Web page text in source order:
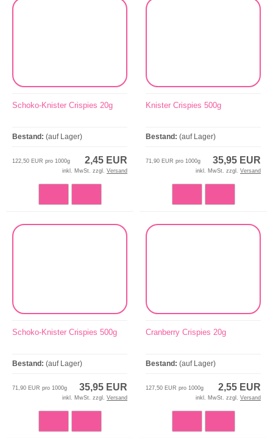
Schoko-Knister Crispies 20g
Bestand: (auf Lager)
2,45 EUR
122,50 EUR pro 1000g
inkl. MwSt. zzgl. Versand
Knister Crispies 500g
Bestand: (auf Lager)
35,95 EUR
71,90 EUR pro 1000g
inkl. MwSt. zzgl. Versand
Schoko-Knister Crispies 500g
Bestand: (auf Lager)
35,95 EUR
71,90 EUR pro 1000g
inkl. MwSt. zzgl. Versand
Cranberry Crispies 20g
Bestand: (auf Lager)
2,55 EUR
127,50 EUR pro 1000g
inkl. MwSt. zzgl. Versand